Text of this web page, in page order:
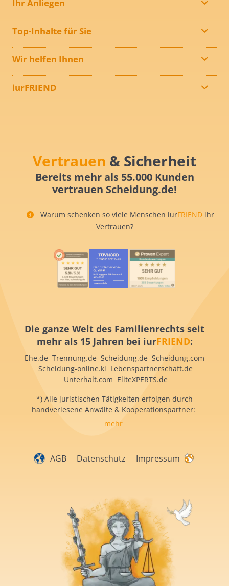
Ihr Anliegen
Top-Inhalte für Sie
Wir helfen Ihnen
iurFRIEND
Vertrauen & Sicherheit
Bereits mehr als 55.000 Kunden
vertrauen Scheidung.de!
Warum schenken so viele Menschen iurFRIEND ihr
Vertrauen?
Die ganze Welt des Familienrechts seit
mehr als 15 Jahren bei iurFRIEND:
Ehe.de Trennung.de Scheidung.de Scheidung.com
Scheidung-online.ki Lebenspartnerschaft.de
Unterhalt.com EliteXPERTS.de
*) Alle juristischen Tätigkeiten erfolgen durch
handverlesene Anwälte & Kooperationspartner:
mehr
AGB Datenschutz Impressum